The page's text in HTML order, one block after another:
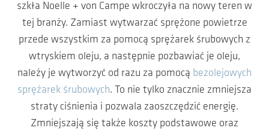
szkła Noelle + von Campe wkroczyła na nowy teren w
tej branży. Zamiast wytwarzać sprężone powietrze
przede wszystkim za pomocą sprężarek śrubowych z
wtryskiem oleju, a następnie pozbawiać je oleju,
należy je wytworzyć od razu za pomocą bezolejowych
sprężarek śrubowych. To nie tylko znacznie zmniejsza
straty ciśnienia i pozwala zaoszczędzić energię.
Zmniejszają się także koszty podstawowe oraz